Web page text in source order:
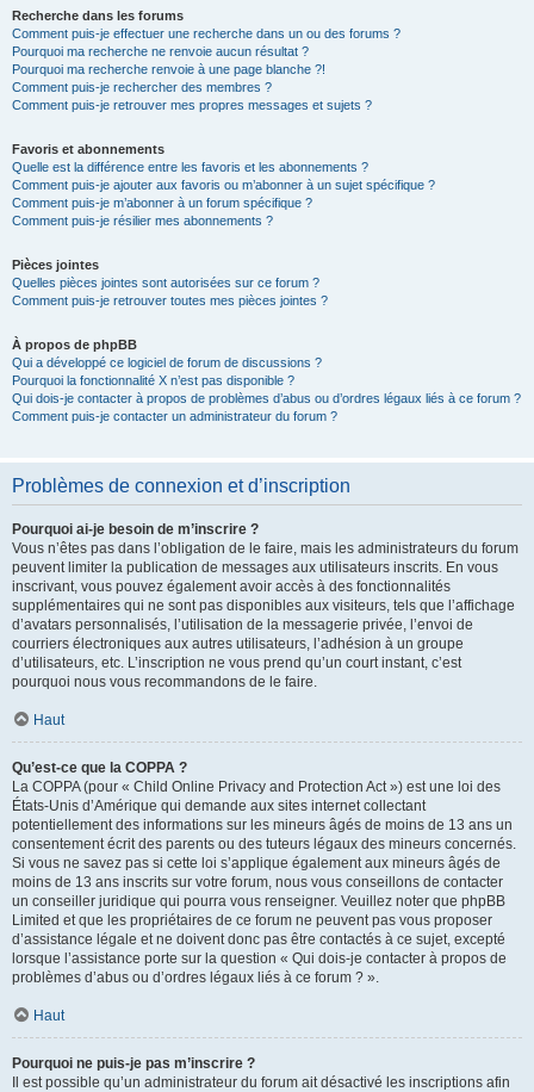
Recherche dans les forums
Comment puis-je effectuer une recherche dans un ou des forums ?
Pourquoi ma recherche ne renvoie aucun résultat ?
Pourquoi ma recherche renvoie à une page blanche ?!
Comment puis-je rechercher des membres ?
Comment puis-je retrouver mes propres messages et sujets ?
Favoris et abonnements
Quelle est la différence entre les favoris et les abonnements ?
Comment puis-je ajouter aux favoris ou m’abonner à un sujet spécifique ?
Comment puis-je m’abonner à un forum spécifique ?
Comment puis-je résilier mes abonnements ?
Pièces jointes
Quelles pièces jointes sont autorisées sur ce forum ?
Comment puis-je retrouver toutes mes pièces jointes ?
À propos de phpBB
Qui a développé ce logiciel de forum de discussions ?
Pourquoi la fonctionnalité X n’est pas disponible ?
Qui dois-je contacter à propos de problèmes d’abus ou d’ordres légaux liés à ce forum ?
Comment puis-je contacter un administrateur du forum ?
Problèmes de connexion et d’inscription
Pourquoi ai-je besoin de m’inscrire ?
Vous n’êtes pas dans l’obligation de le faire, mais les administrateurs du forum
peuvent limiter la publication de messages aux utilisateurs inscrits. En vous
inscrivant, vous pouvez également avoir accès à des fonctionnalités
supplémentaires qui ne sont pas disponibles aux visiteurs, tels que l’affichage
d’avatars personnalisés, l’utilisation de la messagerie privée, l’envoi de
courriers électroniques aux autres utilisateurs, l’adhésion à un groupe
d’utilisateurs, etc. L’inscription ne vous prend qu’un court instant, c’est
pourquoi nous vous recommandons de le faire.
Haut
Qu’est-ce que la COPPA ?
La COPPA (pour « Child Online Privacy and Protection Act ») est une loi des
États-Unis d’Amérique qui demande aux sites internet collectant
potentiellement des informations sur les mineurs âgés de moins de 13 ans un
consentement écrit des parents ou des tuteurs légaux des mineurs concernés.
Si vous ne savez pas si cette loi s’applique également aux mineurs âgés de
moins de 13 ans inscrits sur votre forum, nous vous conseillons de contacter
un conseiller juridique qui pourra vous renseigner. Veuillez noter que phpBB
Limited et que les propriétaires de ce forum ne peuvent pas vous proposer
d’assistance légale et ne doivent donc pas être contactés à ce sujet, excepté
lorsque l’assistance porte sur la question « Qui dois-je contacter à propos de
problèmes d’abus ou d’ordres légaux liés à ce forum ? ».
Haut
Pourquoi ne puis-je pas m’inscrire ?
Il est possible qu’un administrateur du forum ait désactivé les inscriptions afin